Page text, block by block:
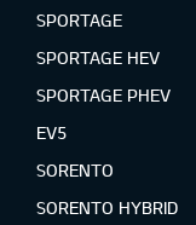
SPORTAGE
SPORTAGE HEV
SPORTAGE PHEV
EV5
SORENTO
SORENTO HYBRID